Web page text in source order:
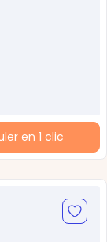
en 1 clic